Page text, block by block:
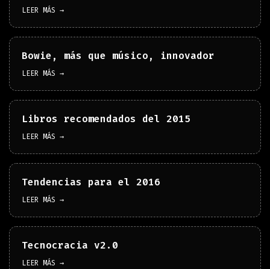
LEER MÁS →
Bowie, más que músico, innovador
LEER MÁS →
Libros recomendados del 2015
LEER MÁS →
Tendencias para el 2016
LEER MÁS →
Tecnocracia v2.0
LEER MÁS →